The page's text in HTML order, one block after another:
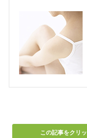
この記事をクリ